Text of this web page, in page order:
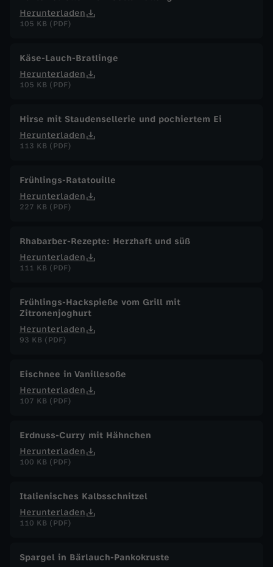
Herunterladen
105 KB (PDF)
Käse-Lauch-Bratlinge
Herunterladen
105 KB (PDF)
Hirse mit Staudensellerie und pochiertem Ei
Herunterladen
113 KB (PDF)
Frühlings-Ratatouille
Herunterladen
227 KB (PDF)
Rhabarber-Rezepte: Herzhaft und süß
Herunterladen
111 KB (PDF)
Frühlings-Hackspieße vom Grill mit
Zitronenjoghurt
Herunterladen
93 KB (PDF)
Eischnee in Vanillesoße
Herunterladen
107 KB (PDF)
Erdnuss-Curry mit Hähnchen
Herunterladen
100 KB (PDF)
Italienisches Kalbsschnitzel
Herunterladen
110 KB (PDF)
Spargel in Bärlauch-Pankokruste